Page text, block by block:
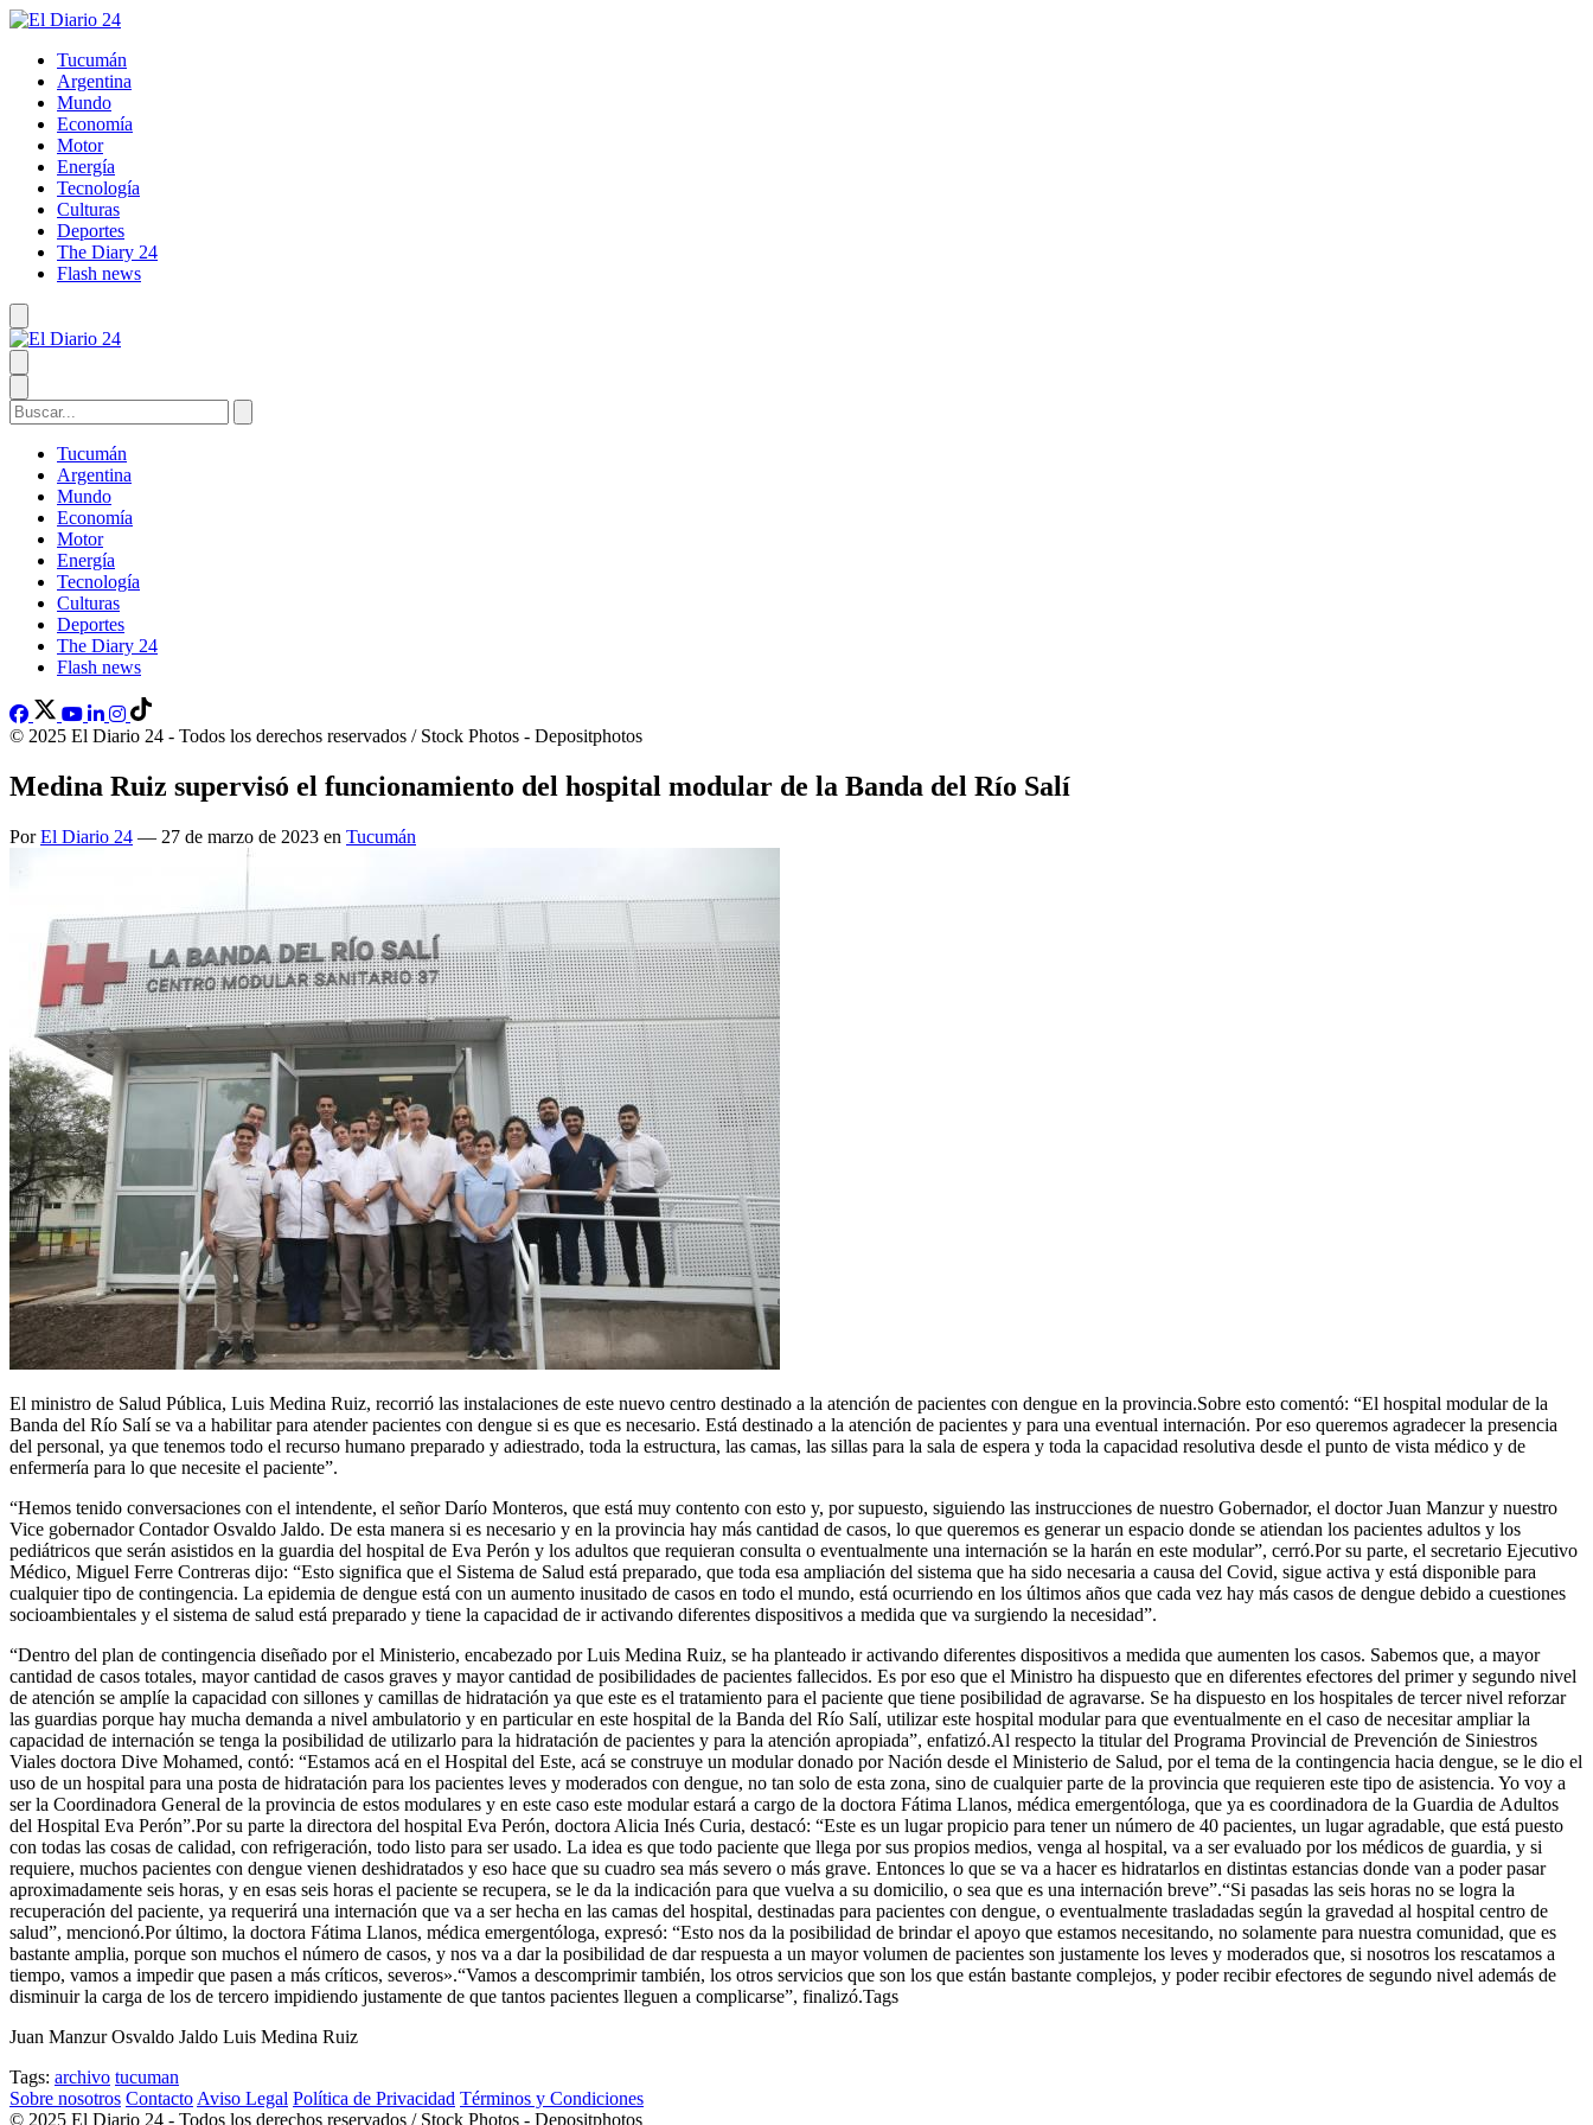
Tucumán
Argentina
Mundo
Economía
Motor
Energía
Tecnología
Culturas
Deportes
The Diary 24
Flash news
Tucumán
Argentina
Mundo
Economía
Motor
Energía
Tecnología
Culturas
Deportes
The Diary 24
Flash news
© 2025 El Diario 24 - Todos los derechos reservados / Stock Photos - Depositphotos
Medina Ruiz supervisó el funcionamiento del hospital modular de la Banda del Río Salí
PorEl Diario 24 — 27 de marzo de 2023 en Tucumán
El ministro de Salud Pública, Luis Medina Ruiz, recorrió las instalaciones de este nuevo centro destinado a la atención de pacientes con dengue en la provincia.Sobre esto comentó: “El hospital modular de la
Banda del Río Salí se va a habilitar para atender pacientes con dengue si es que es necesario. Está destinado a la atención de pacientes y para una eventual internación. Por eso queremos agradecer la presencia
del personal, ya que tenemos todo el recurso humano preparado y adiestrado, toda la estructura, las camas, las sillas para la sala de espera y toda la capacidad resolutiva desde el punto de vista médico y de
enfermería para lo que necesite el paciente”.
“Hemos tenido conversaciones con el intendente, el señor Darío Monteros, que está muy contento con esto y, por supuesto, siguiendo las instrucciones de nuestro Gobernador, el doctor Juan Manzur y nuestro
Vice gobernador Contador Osvaldo Jaldo. De esta manera si es necesario y en la provincia hay más cantidad de casos, lo que queremos es generar un espacio donde se atiendan los pacientes adultos y los
pediátricos que serán asistidos en la guardia del hospital de Eva Perón y los adultos que requieran consulta o eventualmente una internación se la harán en este modular”, cerró.Por su parte, el secretario Ejecutivo
Médico, Miguel Ferre Contreras dijo: “Esto significa que el Sistema de Salud está preparado, que toda esa ampliación del sistema que ha sido necesaria a causa del Covid, sigue activa y está disponible para
cualquier tipo de contingencia. La epidemia de dengue está con un aumento inusitado de casos en todo el mundo, está ocurriendo en los últimos años que cada vez hay más casos de dengue debido a cuestiones
socioambientales y el sistema de salud está preparado y tiene la capacidad de ir activando diferentes dispositivos a medida que va surgiendo la necesidad”.
“Dentro del plan de contingencia diseñado por el Ministerio, encabezado por Luis Medina Ruiz, se ha planteado ir activando diferentes dispositivos a medida que aumenten los casos. Sabemos que, a mayor
cantidad de casos totales, mayor cantidad de casos graves y mayor cantidad de posibilidades de pacientes fallecidos. Es por eso que el Ministro ha dispuesto que en diferentes efectores del primer y segundo nivel
de atención se amplíe la capacidad con sillones y camillas de hidratación ya que este es el tratamiento para el paciente que tiene posibilidad de agravarse. Se ha dispuesto en los hospitales de tercer nivel reforzar
las guardias porque hay mucha demanda a nivel ambulatorio y en particular en este hospital de la Banda del Río Salí, utilizar este hospital modular para que eventualmente en el caso de necesitar ampliar la
capacidad de internación se tenga la posibilidad de utilizarlo para la hidratación de pacientes y para la atención apropiada”, enfatizó.Al respecto la titular del Programa Provincial de Prevención de Siniestros
Viales doctora Dive Mohamed, contó: “Estamos acá en el Hospital del Este, acá se construye un modular donado por Nación desde el Ministerio de Salud, por el tema de la contingencia hacia dengue, se le dio el
uso de un hospital para una posta de hidratación para los pacientes leves y moderados con dengue, no tan solo de esta zona, sino de cualquier parte de la provincia que requieren este tipo de asistencia. Yo voy a
ser la Coordinadora General de la provincia de estos modulares y en este caso este modular estará a cargo de la doctora Fátima Llanos, médica emergentóloga, que ya es coordinadora de la Guardia de Adultos
del Hospital Eva Perón”.Por su parte la directora del hospital Eva Perón, doctora Alicia Inés Curia, destacó: “Este es un lugar propicio para tener un número de 40 pacientes, un lugar agradable, que está puesto
con todas las cosas de calidad, con refrigeración, todo listo para ser usado. La idea es que todo paciente que llega por sus propios medios, venga al hospital, va a ser evaluado por los médicos de guardia, y si
requiere, muchos pacientes con dengue vienen deshidratados y eso hace que su cuadro sea más severo o más grave. Entonces lo que se va a hacer es hidratarlos en distintas estancias donde van a poder pasar
aproximadamente seis horas, y en esas seis horas el paciente se recupera, se le da la indicación para que vuelva a su domicilio, o sea que es una internación breve”.“Si pasadas las seis horas no se logra la
recuperación del paciente, ya requerirá una internación que va a ser hecha en las camas del hospital, destinadas para pacientes con dengue, o eventualmente trasladadas según la gravedad al hospital centro de
salud”, mencionó.Por último, la doctora Fátima Llanos, médica emergentóloga, expresó: “Esto nos da la posibilidad de brindar el apoyo que estamos necesitando, no solamente para nuestra comunidad, que es
bastante amplia, porque son muchos el número de casos, y nos va a dar la posibilidad de dar respuesta a un mayor volumen de pacientes son justamente los leves y moderados que, si nosotros los rescatamos a
tiempo, vamos a impedir que pasen a más críticos, severos».“Vamos a descomprimir también, los otros servicios que son los que están bastante complejos, y poder recibir efectores de segundo nivel además de
disminuir la carga de los de tercero impidiendo justamente de que tantos pacientes lleguen a complicarse”, finalizó.Tags
Juan Manzur Osvaldo Jaldo Luis Medina Ruiz
Tags: archivo tucuman
Sobre nosotros Contacto Aviso Legal Política de Privacidad Términos y Condiciones
© 2025 El Diario 24 - Todos los derechos reservados / Stock Photos - Depositphotos